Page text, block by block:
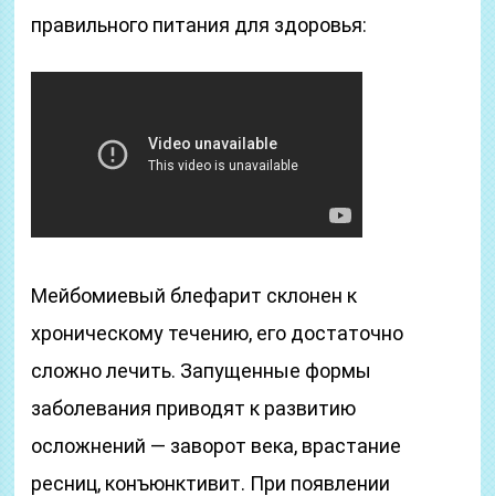
правильного питания для здоровья:
Мейбомиевый блефарит склонен к
хроническому течению, его достаточно
сложно лечить. Запущенные формы
заболевания приводят к развитию
осложнений — заворот века, врастание
ресниц, конъюнктивит. При появлении